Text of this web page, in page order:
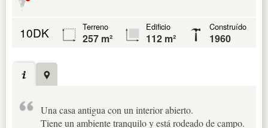
10DK Terreno
257 m²
Edificio
112 m²
Construído
1960
Una casa antigua con un interior abierto.
Tiene un ambiente tranquilo y está rodeado de campo.